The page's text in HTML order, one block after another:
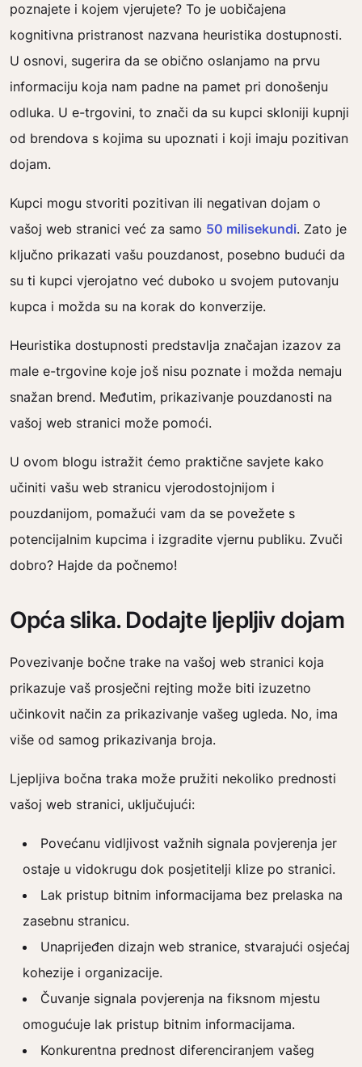
poznajete i kojem vjerujete? To je uobičajena
kognitivna pristranost nazvana heuristika dostupnosti.
U osnovi, sugerira da se obično oslanjamo na prvu
informaciju koja nam padne na pamet pri donošenju
odluka. U e-trgovini, to znači da su kupci skloniji kupnji
od brendova s kojima su upoznati i koji imaju pozitivan
dojam.
Kupci mogu stvoriti pozitivan ili negativan dojam o
vašoj web stranici već za samo 50 milisekundi. Zato je
ključno prikazati vašu pouzdanost, posebno budući da
su ti kupci vjerojatno već duboko u svojem putovanju
kupca i možda su na korak do konverzije.
Heuristika dostupnosti predstavlja značajan izazov za
male e-trgovine koje još nisu poznate i možda nemaju
snažan brend. Međutim, prikazivanje pouzdanosti na
vašoj web stranici može pomoći.
U ovom blogu istražit ćemo praktične savjete kako
učiniti vašu web stranicu vjerodostojnijom i
pouzdanijom, pomažući vam da se povežete s
potencijalnim kupcima i izgradite vjernu publiku. Zvuči
dobro? Hajde da počnemo!
Opća slika. Dodajte ljepljiv dojam
Povezivanje bočne trake na vašoj web stranici koja
prikazuje vaš prosječni rejting može biti izuzetno
učinkovit način za prikazivanje vašeg ugleda. No, ima
više od samog prikazivanja broja.
Ljepljiva bočna traka može pružiti nekoliko prednosti
vašoj web stranici, uključujući:
Povećanu vidljivost važnih signala povjerenja jer
ostaje u vidokrugu dok posjetitelji klize po stranici.
Lak pristup bitnim informacijama bez prelaska na
zasebnu stranicu.
Unaprijeđen dizajn web stranice, stvarajući osjećaj
kohezije i organizacije.
Čuvanje signala povjerenja na fiksnom mjestu
omogućuje lak pristup bitnim informacijama.
Konkurentna prednost diferenciranjem vašeg